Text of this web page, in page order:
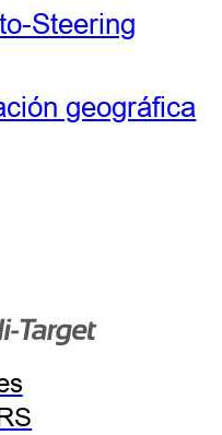
Steering
geográfica